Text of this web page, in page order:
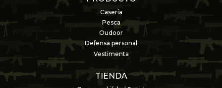
Casería
Pesca
Oudoor
Defensa personal
Vestimenta
TIENDA